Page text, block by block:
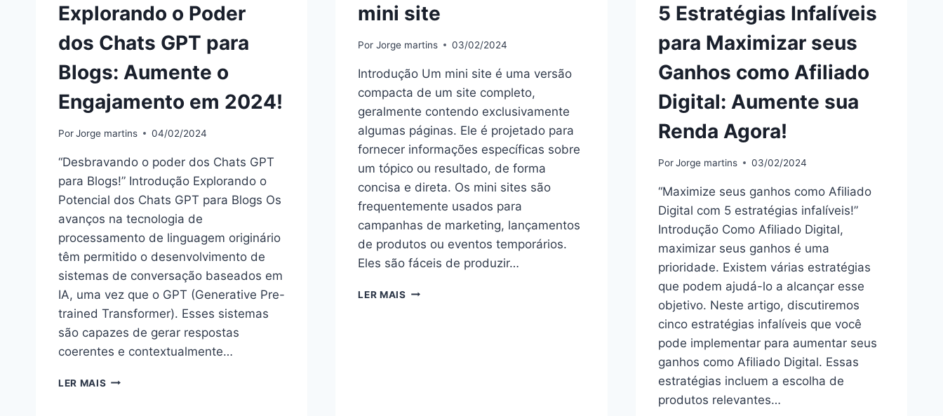
Explorando o Poder
dos Chats GPT para
Blogs: Aumente o
Engajamento em 2024!
PorJorge martins 04/02/2024
“Desbravando o poder dos Chats GPT
para Blogs!” Introdução Explorando o
Potencial dos Chats GPT para Blogs Os
avanços na tecnologia de
processamento de linguagem originário
têm permitido o desenvolvimento de
sistemas de conversação baseados em
IA, uma vez que o GPT (Generative Pre-
trained Transformer). Esses sistemas
são capazes de gerar respostas
coerentes e contextualmente…
LER MAIS EXPLORANDO
mini site
Por Jorge martins 03/02/2024
Introdução Um mini site é uma versão
compacta de um site completo,
geralmente contendo exclusivamente
algumas páginas. Ele é projetado para
fornecer informações específicas sobre
um tópico ou resultado, de forma
concisa e direta. Os mini sites são
frequentemente usados para
campanhas de marketing, lançamentos
de produtos ou eventos temporários.
Eles são fáceis de produzir…
LER MAIS MINI
5 Estratégias Infalíveis
para Maximizar seus
Ganhos como Afiliado
Digital: Aumente sua
Renda Agora!
Por Jorge martins 03/02/2024
“Maximize seus ganhos como Afiliado
Digital com 5 estratégias infalíveis!”
Introdução Como Afiliado Digital,
maximizar seus ganhos é uma
prioridade. Existem várias estratégias
que podem ajudá-lo a alcançar esse
objetivo. Neste artigo, discutiremos
cinco estratégias infalíveis que você
pode implementar para aumentar seus
ganhos como Afiliado Digital. Essas
estratégias incluem a escolha de
produtos relevantes…